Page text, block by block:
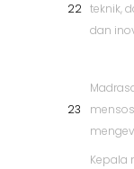
22 teknik,
dan
23
Kepala